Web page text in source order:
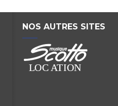
NOS AUTRES SITES